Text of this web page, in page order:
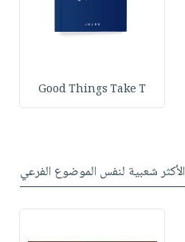
Good Things Take T
الأكثر شعبية لنفس الموضوع الفرعي